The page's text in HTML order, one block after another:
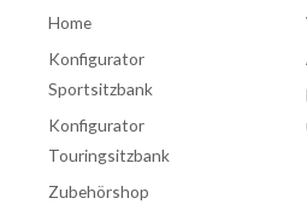
Home
Konfigurator
Sportsitzbank
Konfigurator
Touringsitzbank
Zubehörshop